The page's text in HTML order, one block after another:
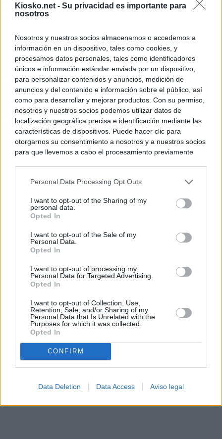
Kiosko.net - Su privacidad es importante para
nosotros
Nosotros y nuestros socios almacenamos o accedemos a
información en un dispositivo, tales como cookies, y
procesamos datos personales, tales como identificadores
únicos e información estándar enviada por un dispositivo,
para personalizar contenidos y anuncios, medición de
anuncios y del contenido e información sobre el público, así
como para desarrollar y mejorar productos. Con su permiso,
nosotros y nuestros socios podemos utilizar datos de
localización geográfica precisa e identificación mediante las
características de dispositivos. Puede hacer clic para
otorgarnos su consentimiento a nosotros y a nuestros socios
para que llevemos a cabo el procesamiento previamente
negar su consentimiento. Tenga en cuenta que algún
de su consentimiento, pero usted tiene el derecho de
rechazar tal procesamiento. Sus preferencias se aplicarán
cualquier momento entrando de nuevo en este sitio web o
visitando nuestra política de privacidad.
Personal Data Processing Opt Outs
I want to opt-out of the Sharing of my
personal data.
Opted In
I want to opt-out of the Sale of my
Personal Data.
Opted In
I want to opt-out of processing my
Personal Data for Targeted Advertising.
Opted In
I want to opt-out of Collection, Use,
Retention, Sale, and/or Sharing of my
Personal Data that Is Unrelated with the
Purposes for which it was collected.
Opted In
CONFIRM
Data Deletion Data Access Aviso legal